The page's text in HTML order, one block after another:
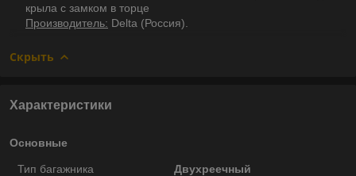
крыла с замком в торце
Производитель: Delta (Россия).
Скрыть
Характеристики
Основные
Тип багажника
Двухреечный